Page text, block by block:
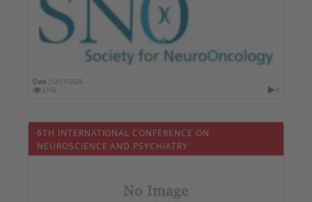
Date : 12/11/2026
2192
0
6TH INTERNATIONAL CONFERENCE ON
NEUROSCIENCE AND PSYCHIATRY